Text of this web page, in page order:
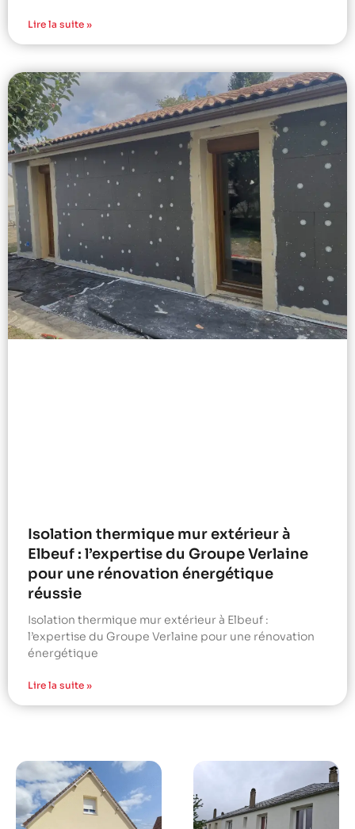
Lire la suite »
Isolation thermique mur extérieur à
Elbeuf : l’expertise du Groupe Verlaine
pour une rénovation énergétique
réussie
Isolation thermique mur extérieur à Elbeuf :
l’expertise du Groupe Verlaine pour une rénovation
énergétique
Lire la suite »